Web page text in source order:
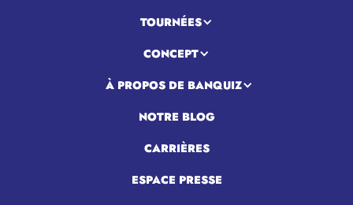
TOURNÉES
CONCEPT
À PROPOS DE BANQUIZ
NOTRE BLOG
CARRIÈRES
ESPACE PRESSE